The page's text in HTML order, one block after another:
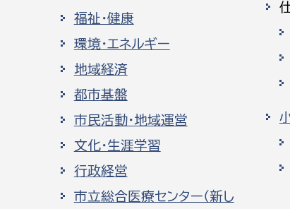
福祉・健康
環境・エネルギー
地域経済
都市基盤
市民活動・地域運営
文化・生涯学習
行政経営
市立総合医療センター（新し